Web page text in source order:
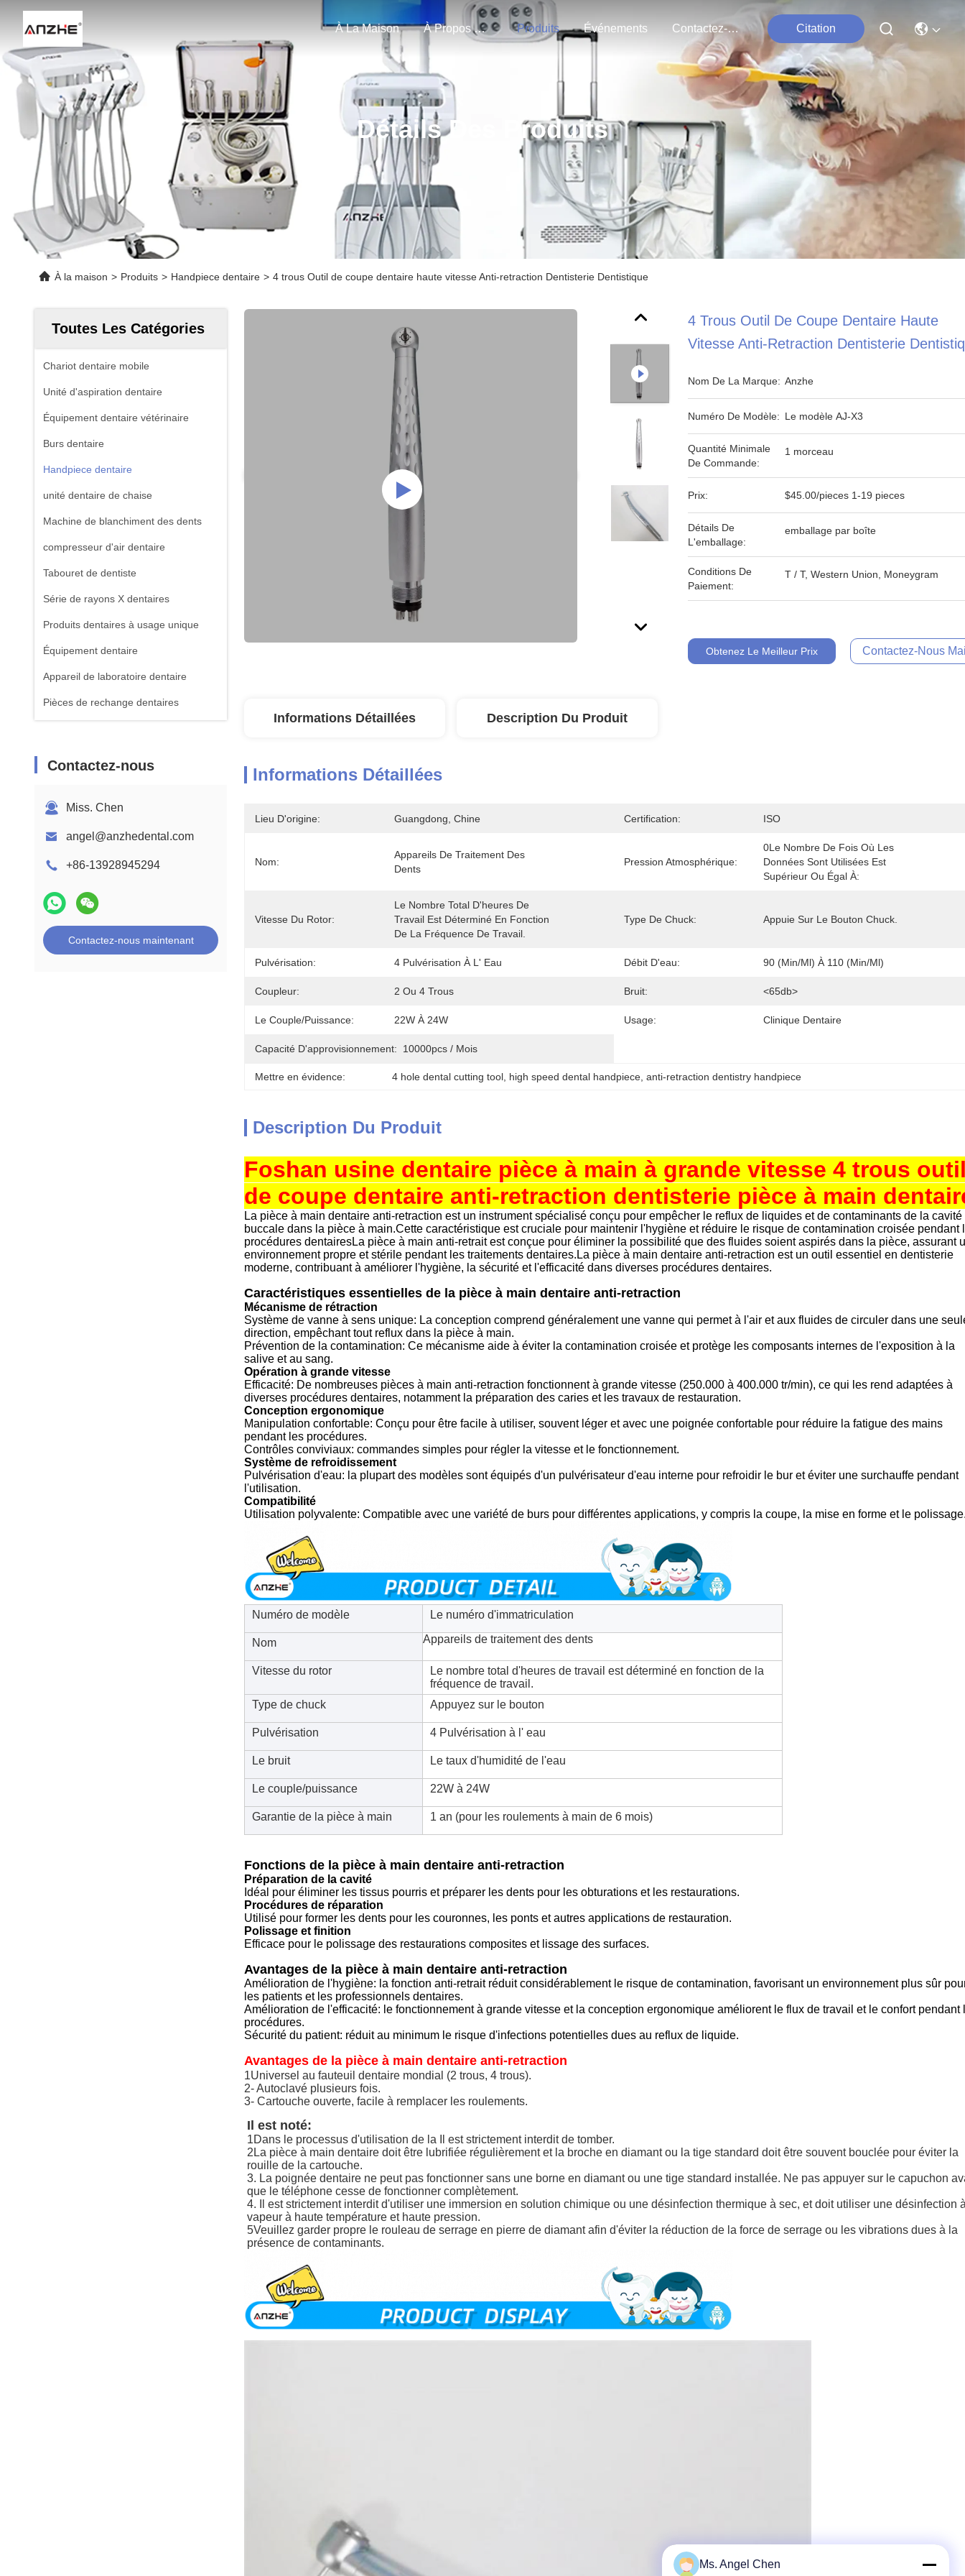
À La Maison À Propos De Nous Produits Événements Contactez-Nous Citation
Détails Des Produits
À la maison > Produits > Handpiece dentaire > 4 trous Outil de coupe dentaire haute vitesse Anti-retraction Dentisterie Dentistique
Toutes Les Catégories
Chariot dentaire mobile
Unité d'aspiration dentaire
Équipement dentaire vétérinaire
Burs dentaire
Handpiece dentaire
unité dentaire de chaise
Machine de blanchiment des dents
compresseur d'air dentaire
Tabouret de dentiste
Série de rayons X dentaires
Produits dentaires à usage unique
Équipement dentaire
Appareil de laboratoire dentaire
Pièces de rechange dentaires
Contactez-nous
Miss. Chen
angel@anzhedental.com
+86-13928945294
Contactez-nous maintenant
4 Trous Outil De Coupe Dentaire Haute
Vitesse Anti-Retraction Dentisterie
Nom De La Marque: Anzhe
Numéro De Modèle: Le modèle AJ-X3
Quantité Minimale
De Commande:
1 morceau
Prix: $45.00/pieces 1-19 pieces
Détails De
L'emballage:
emballage par boîte
Conditions De
Paiement:
T / T, Western Union, Moneygram
Obtenez Le Meilleur Prix Contactez-Nous
Informations Détaillées Description Du Produit
Informations Détaillées
Lieu D'origine: Guangdong, Chine Certification: ISO
Nom:
Appareils De Traitement Des
Dents
Pression Atmosphérique:
0Le Nombre De Fois Où Les
Données Sont Utilisées Est
Supérieur Ou Égal À:
Vitesse Du Rotor:
Le Nombre Total D'heures De
Travail Est Déterminé En Fonction
De La Fréquence De Travail.
Type De Chuck: Appuie Sur Le Bouton Chuck.
Pulvérisation: 4 Pulvérisation À L' Eau Débit D'eau: 90 (min/ml) À 110 (min/ml)
Coupleur: 2 Ou 4 Trous Bruit: <65db>
Le Couple/puissance: 22W À 24W Usage: Clinique Dentaire
Capacité D'approvisionnement: 10000pcs / Mois
Mettre en évidence: 4 hole dental cutting tool high speed dental handpiece , anti-retraction dentistry handpiece
Description Du Produit
Foshan usine dentaire pièce à main à grande vitesse 4 trous
de coupe dentaire anti-retraction dentisterie pièce à main
La pièce à main dentaire anti-retraction est un instrument spécialisé conçu pour empêcher le reflux de liquides et de contaminants de la cavité
buccale dans la pièce à main.Cette caractéristique est cruciale pour maintenir l'hygiène et réduire le risque de contamination croisée pendant
procédures dentairesLa pièce à main anti-retrait est conçue pour éliminer la possibilité que des fluides soient aspirés dans la pièce, assurant
environnement propre et stérile pendant les traitements dentaires.La pièce à main dentaire anti-retraction est un outil essentiel en dentisterie
moderne, contribuant à améliorer l'hygiène, la sécurité et l'efficacité dans diverses procédures dentaires.
Caractéristiques essentielles de la pièce à main dentaire anti-retraction
Mécanisme de rétraction
Système de vanne à sens unique: La conception comprend généralement une vanne qui permet à l'air et aux fluides de circuler dans une
direction, empêchant tout reflux dans la pièce à main.
Prévention de la contamination: Ce mécanisme aide à éviter la contamination croisée et protège les composants internes de l'exposition à la
salive et au sang.
Opération à grande vitesse
Efficacité: De nombreuses pièces à main anti-retraction fonctionnent à grande vitesse (250.000 à 400.000 tr/min), ce qui les rend adaptées à
diverses procédures dentaires, notamment la préparation des caries et les travaux de restauration.
Conception ergonomique
Manipulation confortable: Conçu pour être facile à utiliser, souvent léger et avec une poignée confortable pour réduire la fatigue des mains
pendant les procédures.
Contrôles conviviaux: commandes simples pour régler la vitesse et le fonctionnement.
Système de refroidissement
Pulvérisation d'eau: la plupart des modèles sont équipés d'un pulvérisateur d'eau interne pour refroidir le bur et éviter une surchauffe pendant
l'utilisation.
Compatibilité
Utilisation polyvalente: Compatible avec une variété de burs pour différentes applications, y compris la coupe, la mise en forme et le
Numéro de modèle Le numéro d'immatriculation
Nom Appareils de traitement des dents
Vitesse du rotor
Le nombre total d'heures de travail est déterminé en fonction de la
fréquence de travail.
Type de chuck
Appuyez sur le bouton
Pulvérisation 4 Pulvérisation à l' eau
Le bruit Le taux d'humidité de l'eau
Le couple/puissance 22W à 24W
Garantie de la pièce à main 1 an (pour les roulements à main de 6 mois)
Fonctions de la pièce à main dentaire anti-retraction
Préparation de la cavité
Idéal pour éliminer les tissus pourris et préparer les dents pour les obturations et les restaurations.
Procédures de réparation
Utilisé pour former les dents pour les couronnes, les ponts et autres applications de restauration.
Polissage et finition
Efficace pour le polissage des restaurations composites et lissage des surfaces.
Avantages de la pièce à main dentaire anti-retraction
Amélioration de l'hygiène: la fonction anti-retrait réduit considérablement le risque de contamination, favorisant un environnement plus sûr
les patients et les professionnels dentaires.
Amélioration de l'efficacité: le fonctionnement à grande vitesse et la conception ergonomique améliorent le flux de travail et le confort pendant
procédures.
Sécurité du patient: réduit au minimum le risque d'infections potentielles dues au reflux de liquide.
Avantages de la pièce à main dentaire anti-retraction
1Universel au fauteuil dentaire mondial (2 trous, 4 trous).
2- Autoclavé plusieurs fois.
3- Cartouche ouverte, facile à remplacer les roulements.
Il est noté:
1Dans le processus d'utilisation de la
Il est strictement interdit de tomber.
2La pièce à main dentaire doit être lubrifiée régulièrement et la broche en diamant ou la tige standard doit être souvent bouclée pour éviter la
rouille de la cartouche.
3. La poignée dentaire ne peut pas fonctionner sans une borne en diamant ou une tige standard installée. Ne pas appuyer sur le capuchon
que le téléphone cesse de fonctionner complètement.
4. Il est strictement interdit d'utiliser une immersion en solution chimique ou une désinfection thermique à sec, et doit utiliser une désinfection
vapeur à haute température et haute pression.
5Veuillez garder propre le rouleau de serrage en pierre de diamant afin d'éviter la réduction de la force de serrage ou les vibrations dues à la
présence de contaminants.
Ms. Angel Chen